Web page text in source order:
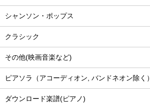
シャンソン・ポップス
クラシック
その他(映画音楽など)
ピアソラ（アコーディオン, バンドネオン除く）
ダウンロード楽譜(ピアノ)